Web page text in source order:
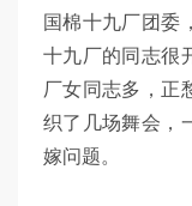
国棉十九厂团委
十九厂的同志很
厂女同志多，正
织了几场舞会，
嫁问题。